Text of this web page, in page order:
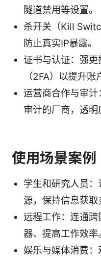
隧道禁用等设置。
杀开关（Kill
防止真实IP暴露。
证书与认证：强
（2FA）以提升账
运营商合作与审
审计的厂商，透明
使用场景案例
学生和研究人员
源，保持信息获取
远程工作：连通
器、提高工作效率
娱乐与媒体消费